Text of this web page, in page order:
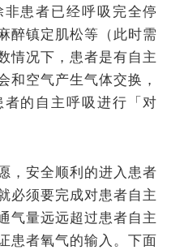
患者已经呼吸完全停
醉镇定肌松等（此时需
情况下，患者是有自主
和空气产生气体交换，
的自主呼吸进行「对
，安全顺利的进入患者
必须要完成对患者自主
气量远远超过患者自主
患者氧气的输入。下面